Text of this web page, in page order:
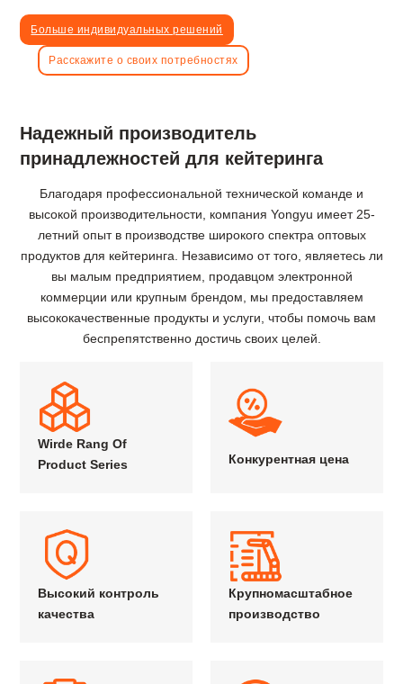
Больше индивидуальных решений
Расскажите о своих потребностях
Надежный производитель
принадлежностей для кейтеринга
Благодаря профессиональной технической команде и
высокой производительности, компания Yongyu имеет 25-
летний опыт в производстве широкого спектра оптовых
продуктов для кейтеринга. Независимо от того, являетесь ли
вы малым предприятием, продавцом электронной
коммерции или крупным брендом, мы предоставляем
высококачественные продукты и услуги, чтобы помочь вам
беспрепятственно достичь своих целей.
Wirde Rang Of
Product Series
Конкурентная цена
Высокий контроль
качества
Крупномасштабное
производство